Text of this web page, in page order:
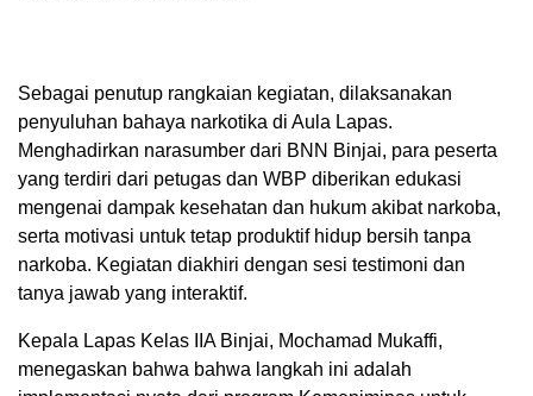
Sebagai penutup rangkaian kegiatan, dilaksanakan
penyuluhan bahaya narkotika di Aula Lapas.
Menghadirkan narasumber dari BNN Binjai, para peserta
yang terdiri dari petugas dan WBP diberikan edukasi
mengenai dampak kesehatan dan hukum akibat narkoba,
serta motivasi untuk tetap produktif hidup bersih tanpa
narkoba. Kegiatan diakhiri dengan sesi testimoni dan
tanya jawab yang interaktif.
Kepala Lapas Kelas IIA Binjai, Mochamad Mukaffi,
menegaskan bahwa bahwa langkah ini adalah